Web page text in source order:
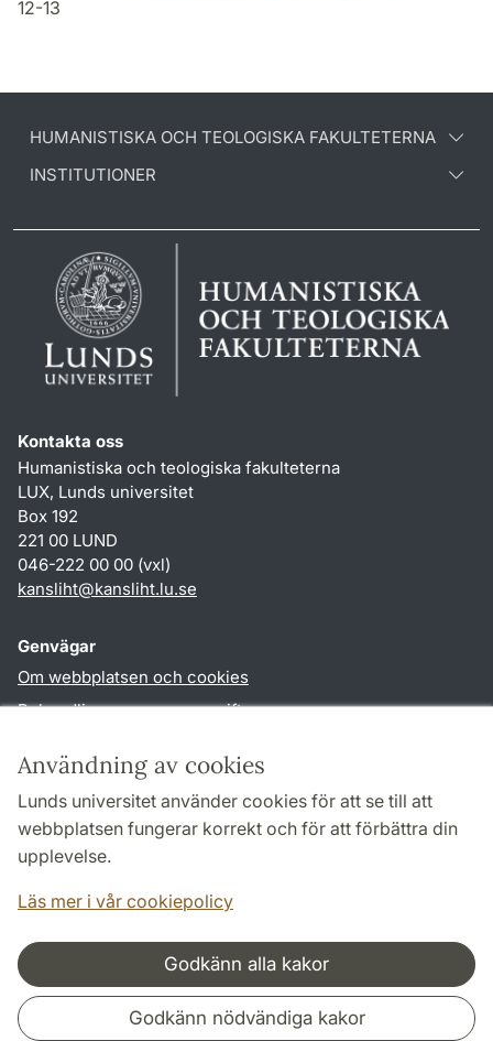
Användning av cookies
Lunds universitet använder cookies för att se till att
webbplatsen fungerar korrekt och för att förbättra din
upplevelse.
Läs mer i vår cookiepolicy
Godkänn alla kakor
Godkänn nödvändiga kakor
12-13
HUMANISTISKA OCH TEOLOGISKA FAKULTETERNA
INSTITUTIONER
Kontakta oss
Humanistiska och teologiska fakulteterna
LUX, Lunds universitet
Box 192
221 00 LUND
046-222 00 00 (vxl)
kansliht@kansliht.lu.se
Genvägar
Om webbplatsen och cookies
Behandling av personuppgifter
TYPO3-login
Följ oss i sociala medier
Samarbeten och nätverk